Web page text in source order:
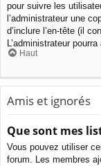
pour suivre les
l’administrateur une
d’inclure l’en-tête (il
L’administrateur
Haut
Amis et ignorés
Que sont mes
Vous pouvez utiliser
forum. Les membres